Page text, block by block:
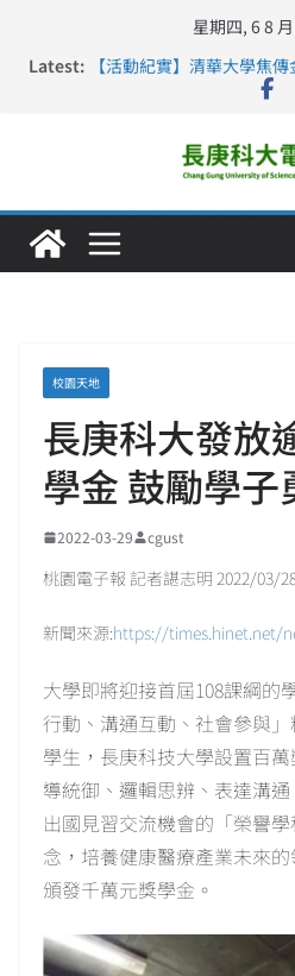
星期四, 6 8
Latest:
【活動紀實】清華大學焦
長庚科大連四年穩居《遠
深化永續醫療 長庚科大攜
長庚科大護理系勇奪2026
金牌暨雙特別獎 AI智慧照
校園天地
長庚科大發放
學金 鼓勵學子
2022-03-29 cgust
桃園電子報 記者諶志明 2022/03/
新聞來源:https://times.hinet.net/
大學即將迎接首屆108課綱的
行動、溝通互動、社會參與
學生，長庚科技大學設置百
導統御、邏輯思辨、表達溝
出國見習交流機會的「榮譽
念，培養健康醫療產業未來
頒發千萬元獎學金。